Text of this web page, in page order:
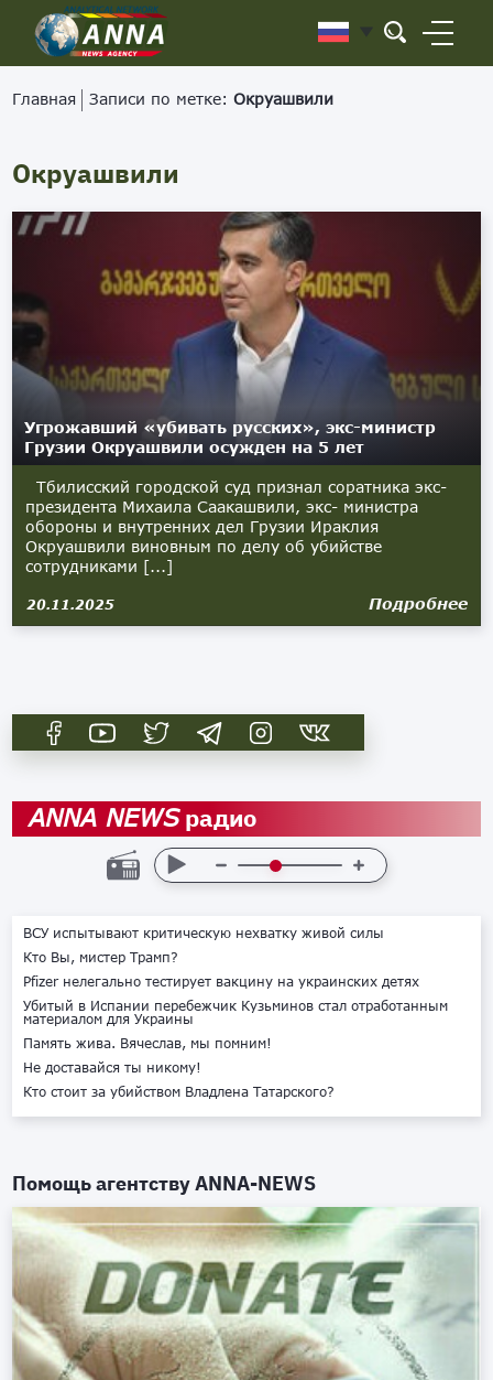
Главная Записи по метке:Окруашвили
Окруашвили
Угрожавший «убивать русских», экс-министр
Грузии Окруашвили осужден на 5 лет
Тбилисский городской суд признал соратника экс-
президента Михаила Саакашвили, экс- министра
обороны и внутренних дел Грузии Ираклия
Окруашвили виновным по делу об убийстве
сотрудниками [...]
20.11.2025 Подробнее
ANNA NEWSрадио
ВСУ испытывают критическую нехватку живой силы
Кто Вы, мистер Трамп?
Pfizer нелегально тестирует вакцину на украинских детях
Убитый в Испании перебежчик Кузьминов стал отработанным
материалом для Украины
Память жива. Вячеслав, мы помним!
Не доставайся ты никому!
Кто стоит за убийством Владлена Татарского?
Помощь агентствуANNA-NEWS